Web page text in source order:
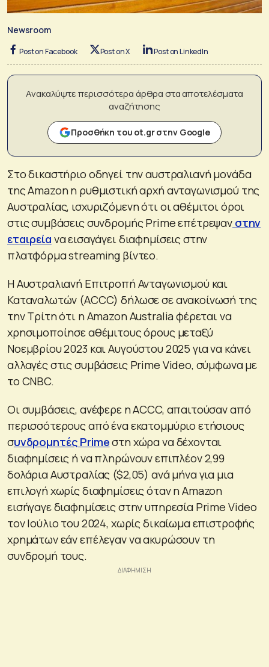
Newsroom
Post on Facebook Post on X Post on LinkedIn
Ανακαλύψτε περισσότερα άρθρα στα αποτελέσματα
αναζήτησης
Προσθήκη του ot.gr στην Google
Στο δικαστήριο οδηγεί την αυστραλιανή μονάδα
της Amazon η ρυθμιστική αρχή ανταγωνισμού της
Αυστραλίας, ισχυριζόμενη ότι οι αθέμιτοι όροι
στις συμβάσεις συνδρομής Prime επέτρεψαν στην
εταιρεία να εισαγάγει διαφημίσεις στην
πλατφόρμα streaming βίντεο.
Η Αυστραλιανή Επιτροπή Ανταγωνισμού και
Καταναλωτών (ACCC) δήλωσε σε ανακοίνωσή της
την Τρίτη ότι η Amazon Australia φέρεται να
χρησιμοποίησε αθέμιτους όρους μεταξύ
Νοεμβρίου 2023 και Αυγούστου 2025 για να κάνει
αλλαγές στις συμβάσεις Prime Video, σύμφωνα με
το CNBC.
Οι συμβάσεις, ανέφερε η ACCC, απαιτούσαν από
περισσότερους από ένα εκατομμύριο ετήσιους
συνδρομητές Primeστη χώρα να δέχονται
διαφημίσεις ή να πληρώνουν επιπλέον 2,99
δολάρια Αυστραλίας ($2,05) ανά μήνα για μια
επιλογή χωρίς διαφημίσεις όταν η Amazon
εισήγαγε διαφημίσεις στην υπηρεσία Prime Video
τον Ιούλιο του 2024, χωρίς δικαίωμα επιστροφής
χρημάτων εάν επέλεγαν να ακυρώσουν τη
συνδρομή τους.